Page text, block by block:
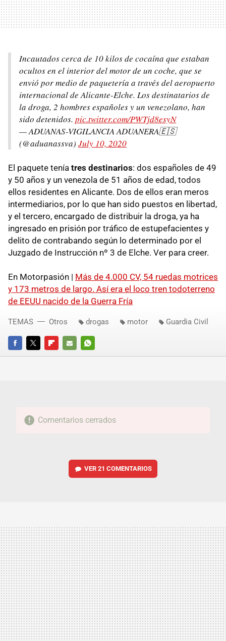
Incautados cerca de 10 kilos de cocaína que estaban
ocultos en el interior del motor de un coche, que se
envió por medio de paquetería a través del aeropuerto
internacional de Alicante-Elche. Los destinatarios de
la droga, 2 hombres españoles y un venezolano, han
sido detenidos. pic.twitter.com/PWTjd8esyN
— ADUANAS-VIGILANCIA ADUANERA🇪🇸
(@aduanassva) July 10, 2020
El paquete tenía tres destinarios: dos españoles de 49
y 50 años y un venezola de 51 años de edad, todos
ellos residentes en Alicante. Dos de ellos eran meros
intermediarios, por lo que han sido puestos en libertad,
y el tercero, encargado de distribuir la droga, ya ha
ingresado en prisión por tráfico de estupefacientes y
delito de contrabando según lo determinado por el
Juzgado de Instrucción nº 3 de Elche. Ver para creer.
En Motorpasión | Más de 4.000 CV, 54 ruedas motrices
y 173 metros de largo. Así era el loco tren todoterreno
de EEUU nacido de la Guerra Fría
FACEBOOKTWITTERFLIPBOARD
E-
WHATSAPP
TEMAS Otros drogas motor Guardia Civil
Comentarios cerrados
VER 21 COMENTARIOS